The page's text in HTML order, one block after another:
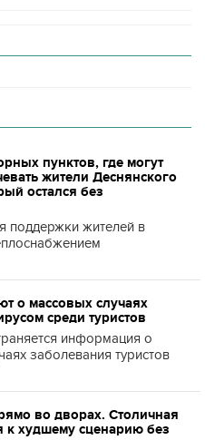
пунктов, где могут
жители Деснянского
остался без
поддержки жителей в
о массовых случаях
среди туристов
информация о
заболевания туристов
во дворах. Столичная
к худшему сценарию без